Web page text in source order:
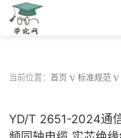
当前位置： 首页 标准规范
YD/T 2651-2024通